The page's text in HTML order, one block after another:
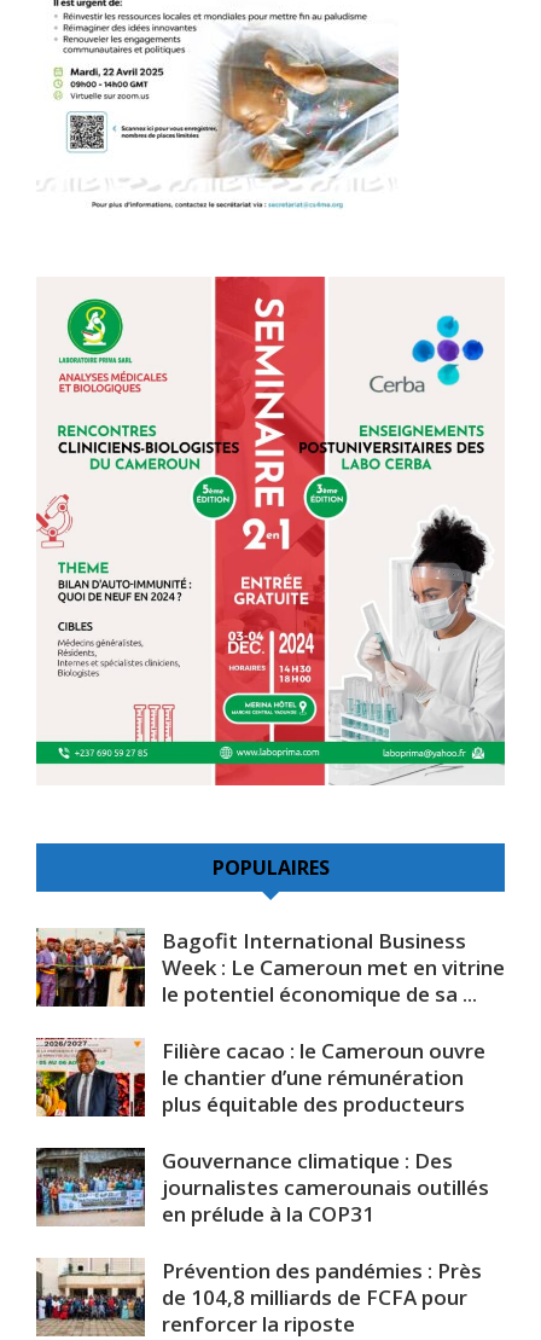
POPULAIRES
Bagofit International Business
Week : Le Cameroun met en vitrine
le potentiel économique de sa ...
Filière cacao : le Cameroun ouvre
le chantier d’une rémunération
plus équitable des producteurs
Gouvernance climatique : Des
journalistes camerounais outillés
en prélude à la COP31
Prévention des pandémies : Près
de 104,8 milliards de FCFA pour
renforcer la riposte